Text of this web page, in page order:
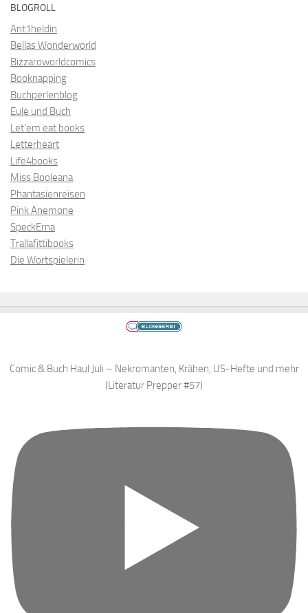
BLOGROLL
Ant1heldin
Bellas Wonderworld
Bizzaroworldcomics
Booknapping
Buchperlenblog
Eule und Buch
Let’em eat books
Letterheart
Life4books
Miss Booleana
Phantasienreisen
Pink Anemone
SpeckErna
Trallafittibooks
Die Wortspielerin
Comic & Buch Haul Juli – Nekromanten, Krähen, US-Hefte und mehr
(Literatur Prepper #57)